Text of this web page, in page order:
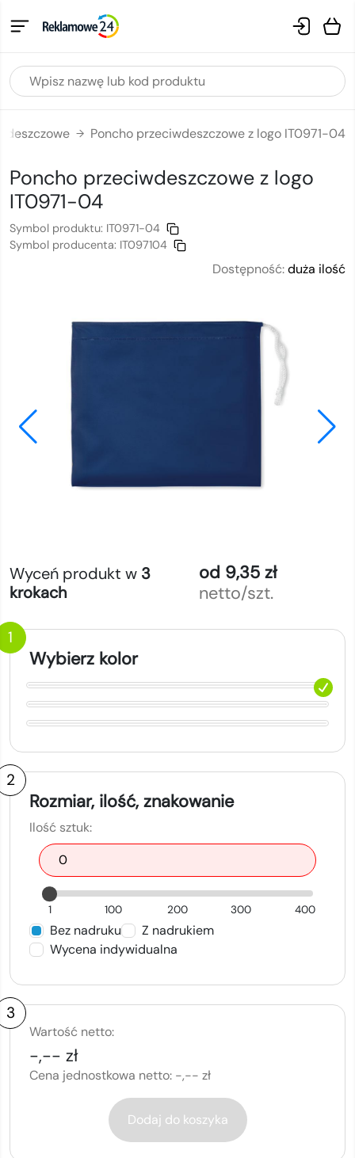
→ Poncho przeciwdeszczowe z logo IT0971-04
Poncho przeciwdeszczowe z logo
IT0971-04
Symbol produktu: IT0971-04
Symbol producenta: IT097104
Dostępność:duża ilość
Wyceń produkt w 3
krokach
od 9,35 zł
netto/szt.
1
Wybierz kolor
2
Rozmiar, ilość, znakowanie
Ilość sztuk:
1 100 200 300 400
Bez nadruku
Z nadrukiem
Wycena indywidualna
3
Wartość netto:
-,-- zł
Cena jednostkowa netto: -,-- zł
Dodaj do koszyka